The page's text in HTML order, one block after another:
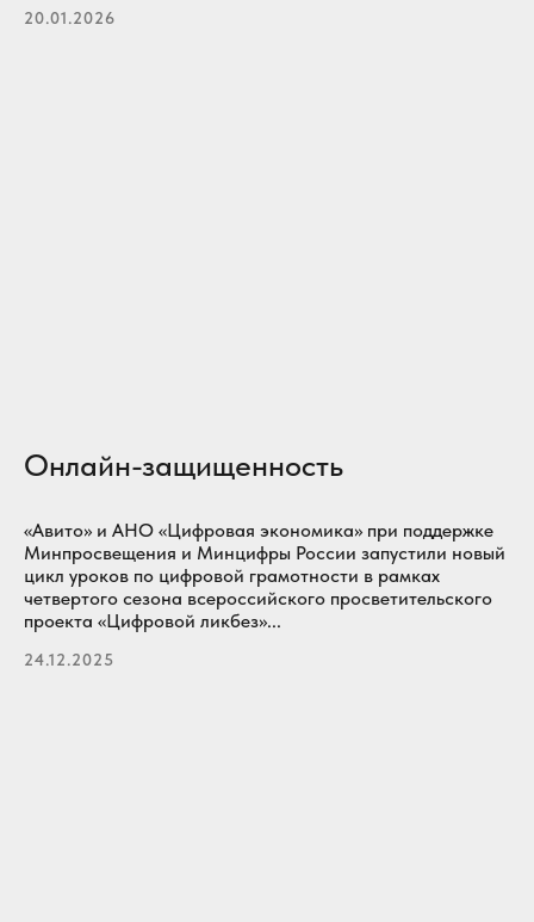
20.01.2026
Онлайн-защищенность
«Авито» и АНО «Цифровая экономика» при поддержке
Минпросвещения и Минцифры России запустили новый
цикл уроков по цифровой грамотности в рамках
четвертого сезона всероссийского просветительского
проекта «Цифровой ликбез»...
24.12.2025